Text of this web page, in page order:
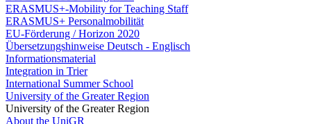
ERASMUS+-Mobility for Teaching Staff
ERASMUS+ Personalmobilität
EU-Förderung / Horizon 2020
Übersetzungshinweise Deutsch - Englisch
Informationsmaterial
Integration in Trier
International Summer School
University of the Greater Region
University of the Greater Region
About the UniGR